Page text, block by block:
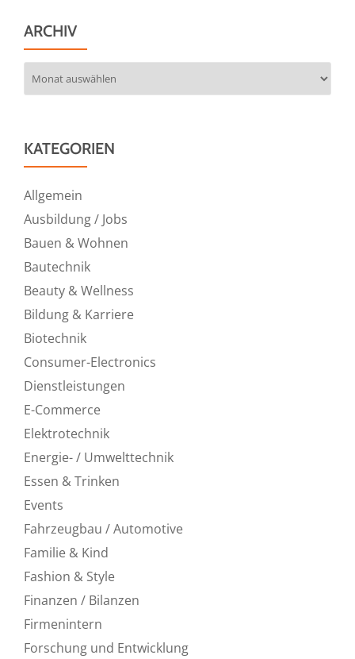
ARCHIV
KATEGORIEN
Allgemein
Ausbildung / Jobs
Bauen & Wohnen
Bautechnik
Beauty & Wellness
Bildung & Karriere
Biotechnik
Consumer-Electronics
Dienstleistungen
E-Commerce
Elektrotechnik
Energie- / Umwelttechnik
Essen & Trinken
Events
Fahrzeugbau / Automotive
Familie & Kind
Fashion & Style
Finanzen / Bilanzen
Firmenintern
Forschung und Entwicklung